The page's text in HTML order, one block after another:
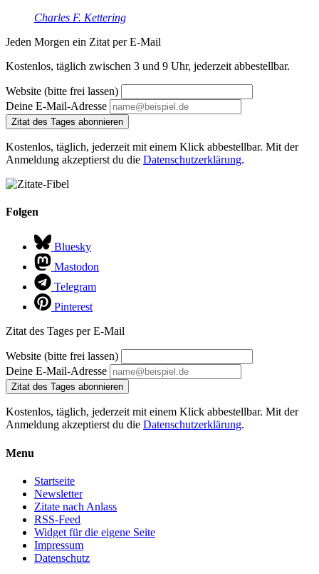
Charles F. Kettering
Jeden Morgen ein Zitat per E-Mail
Kostenlos, täglich zwischen 3 und 9 Uhr, jederzeit abbestellbar.
Website (bitte frei lassen)
Deine E-Mail-Adresse
Zitat des Tages abonnieren
Kostenlos, täglich, jederzeit mit einem Klick abbestellbar. Mit der
Anmeldung akzeptierst du die Datenschutzerklärung.
Folgen
Bluesky
Mastodon
Telegram
Pinterest
Zitat des Tages per E-Mail
Website (bitte frei lassen)
Deine E-Mail-Adresse
Zitat des Tages abonnieren
Kostenlos, täglich, jederzeit mit einem Klick abbestellbar. Mit der
Anmeldung akzeptierst du die Datenschutzerklärung.
Menu
Startseite
Newsletter
Zitate nach Anlass
RSS-Feed
Widget für die eigene Seite
Impressum
Datenschutz